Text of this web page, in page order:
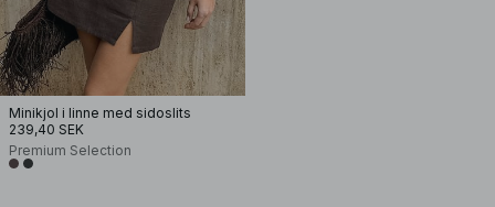
Minikjol i linne med sidoslits
239,40 SEK
Premium Selection